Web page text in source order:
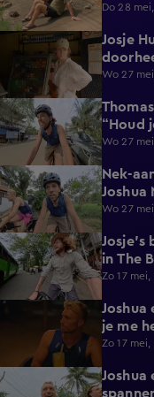
Do 28
0:41
Josje
Wo 27
0:45
“Houd
Wo 27
1:01
Nek-
Joshua
Wo 27
0:23
Josje's
in The
Zo 17 mei,
Joshua
je me
Zo 17 mei,
5:00
Joshua